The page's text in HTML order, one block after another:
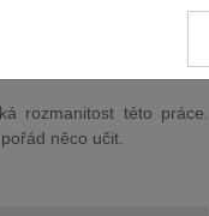
rozmanitost této práce.
něco učit.